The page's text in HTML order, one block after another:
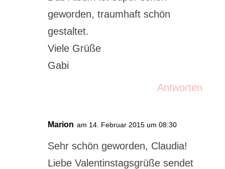
geworden, traumhaft schön
gestaltet.
Viele Grüße
Gabi
Antworten
Marion am 14. Februar 2015 um 08:30
Sehr schön geworden, Claudia!
Liebe Valentinstagsgrüße sendet